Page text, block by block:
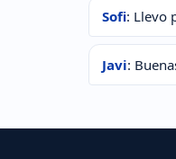
Sofi: Llevo
Javi: